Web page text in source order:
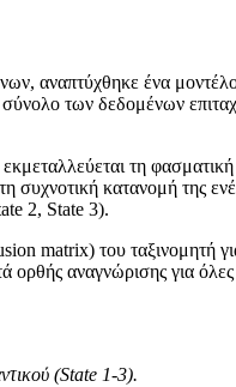
αναπτύχθηκε ένα
σύνολο των δεδομένων
τη
συχνοτική κατανομή της
2, State 3).
matrix) του ταξινομητή
αναγνώρισης για
(State 1-3).